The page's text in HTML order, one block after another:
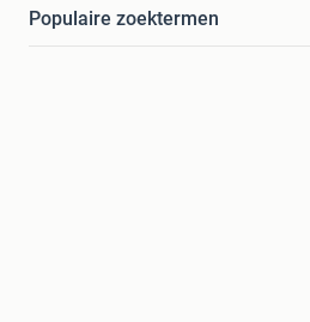
Populaire zoektermen